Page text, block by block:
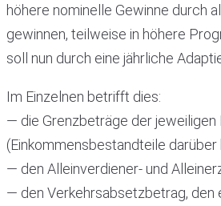
höhere nominelle Gewinne durch
gewinnen, teilweise in höhere
soll nun durch eine jährliche
Im Einzelnen betrifft dies:
— die Grenzbeträge der
(Einkommensbestandteile
— den Alleinverdiener- und
— den Verkehrsabsetzbetrag, den